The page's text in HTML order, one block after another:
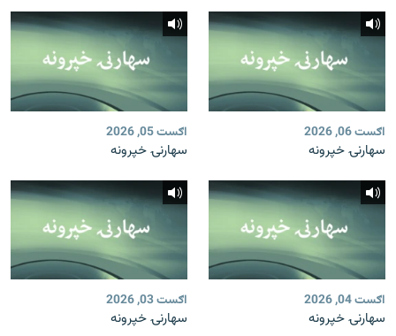
اګست 06, 2026
سهارنۍ خپرونه
اګست 05, 2026
سهارنۍ خپرونه
اګست 04, 2026
سهارنۍ خپرونه
اګست 03, 2026
سهارنۍ خپرونه